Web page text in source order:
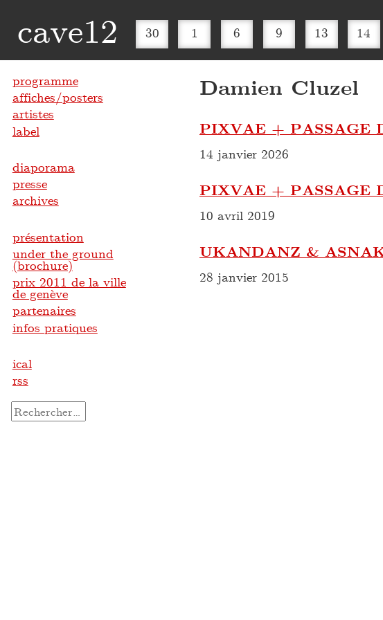
cave12 30 1 6 9 13 14
Damien Cluzel
PIXVAE + PASSAGE
14 janvier 2026
PIXVAE + PASSAGE
10 avril 2019
UKANDANZ &
28 janvier 2015
programme
affiches/posters
artistes
label
diaporama
presse
archives
présentation
under the ground
(brochure)
prix 2011 de la ville
de genève
partenaires
infos pratiques
ical
rss
Rechercher :